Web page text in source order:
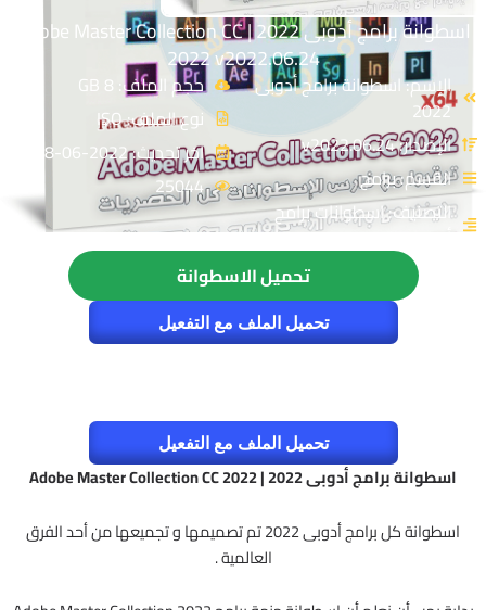
اسطوانة برامج أدوبى 2022 | Adobe Master Collection CC
2022 v2022.06.24
الإسم: اسطوانة برامج أدوبى
2022
الإصدار: v2022.06.24
القسم: برامج
التصنيف: اسطوانات برامج
حجم الملف: 8 GB
نوع الملف: ISO
اخر تحديث: 2022-06-28
25044
تحميل الاسطوانة
تحميل الملف مع التفعيل
تحميل الملف مع التفعيل
اسطوانة برامج أدوبى 2022 | Adobe Master Collection CC 2022
اسطوانة كل برامج أدوبى 2022 تم تصميمها و تجميعها من أحد الفرق
العالمية .